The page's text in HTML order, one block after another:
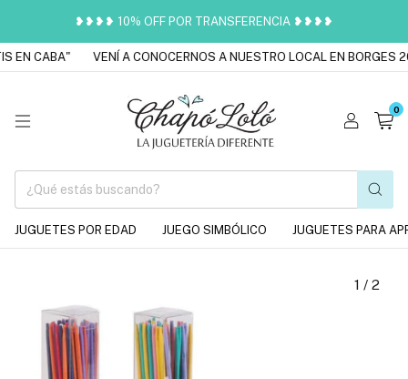
❥❥❥❥ 10% OFF POR TRANSFERENCIA ❥❥❥❥
EN CABA" VENÍ A CONOCERNOS A NUESTRO LOCAL EN BORGES
0
JUGUETES POR EDAD JUEGO SIMBÓLICO JUGUETES PARA
1 / 2